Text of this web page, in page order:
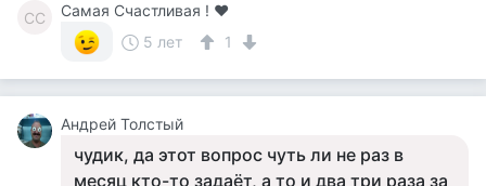
СС
Самая Счастливая ! ❤
5 лет
1
Андрей Толстый
чудик, да этот вопрос чуть ли не раз в
месяц кто-то задаёт, а то и два три раза за